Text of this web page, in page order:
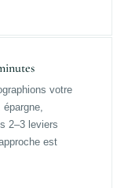
votre
2–3 leviers
est